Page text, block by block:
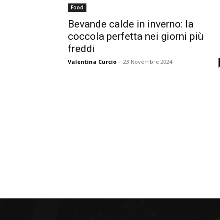
Food
Bevande calde in inverno: la
coccola perfetta nei giorni più
freddi
Valentina Curcio - 23 Novembre 2024